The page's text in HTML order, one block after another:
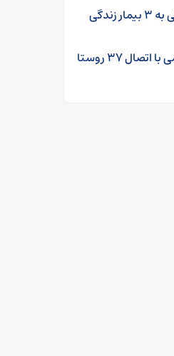
اهدای اعضای کودک ۶ ساله دامغانی به ۳ بیمار زندگی
توسعه زیرساخت‌های ارتباطی میامی با اتصال ۳۷ روستا